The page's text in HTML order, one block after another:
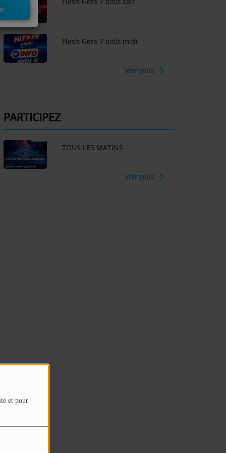
et pour
Flash Gers 7 août midi
Voir plus
PARTICIPEZ
TOUS LES MATINS
Voir plus